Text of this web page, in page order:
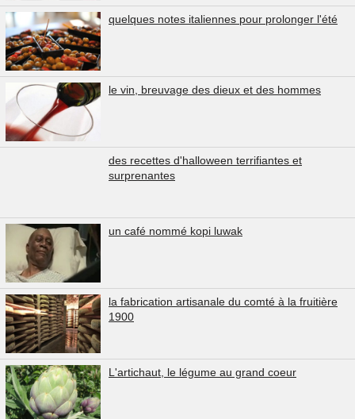
quelques notes italiennes pour prolonger l'été
le vin, breuvage des dieux et des hommes
des recettes d'halloween terrifiantes et
surprenantes
un café nommé kopi luwak
la fabrication artisanale du comté à la fruitière
1900
L'artichaut, le légume au grand coeur